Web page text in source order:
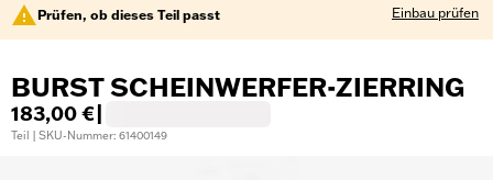
Prüfen, ob dieses Teil passt Einbau prüfen
BURST SCHEINWERFER-ZIERRING
183,00 €
Teil | SKU-Nummer: 61400149